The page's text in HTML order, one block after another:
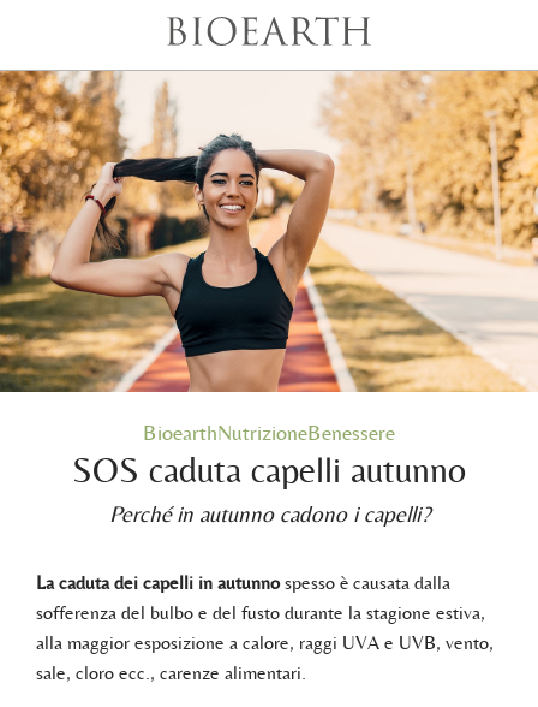
BioearthNutrizioneBenessere
SOS caduta capelli autunno
Perché in autunno cadono i capelli?
La caduta dei capelli in autunnospesso è causata dalla
sofferenza del bulbo e del fusto durante la stagione estiva,
alla maggior esposizione a calore, raggi UVA e UVB, vento,
sale, cloro ecc., carenze alimentari.